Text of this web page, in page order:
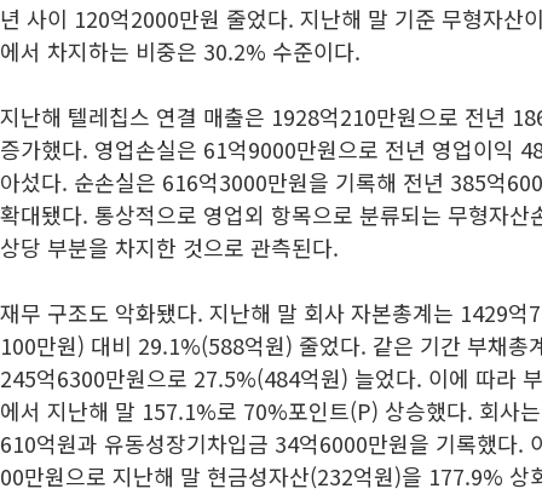
년 사이 120억2000만원 줄었다. 지난해 말 기준 무형자산
에서 차지하는 비중은 30.2% 수준이다.
지난해 텔레칩스 연결 매출은 1928억210만원으로 전년
증가했다. 영업손실은 61억9000만원으로 전년 영업이익
아섰다. 순손실은 616억3000만원을 기록해 전년 385억
확대됐다. 통상적으로 영업외 항목으로 분류되는 무형자산
상당 부분을 차지한 것으로 관측된다.
재무 구조도 악화됐다. 지난해 말 회사 자본총계는 1429
100만원) 대비 29.1%(588억원) 줄었다. 같은 기간 부채총
245억6300만원으로 27.5%(484억원) 늘었다. 이에 따라
에서 지난해 말 157.1%로 70%포인트(P) 상승했다. 회사
610억원과 유동성장기차입금 34억6000만원을 기록했다.
00만원으로 지난해 말 현금성자산(232억원)을 177.9% 상